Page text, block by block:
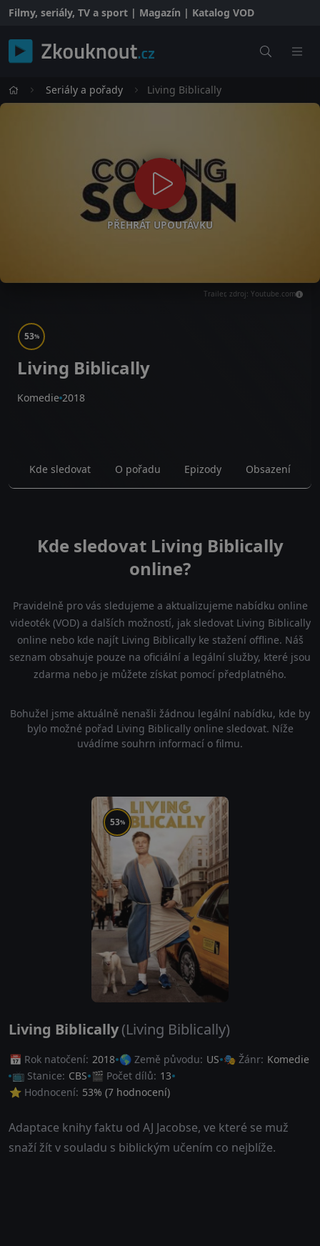
Filmy, seriály, TV a sport | Magazín | Katalog VOD
Seriály a pořady Living Biblically
PŘEHRÁT UPOUTÁVKU
Trailer, zdroj: Youtube.com
53%
Living Biblically
Komedie 2018
Kde sledovat O pořadu Epizody Obsazení
Kde sledovat Living Biblically
online?
Pravidelně pro vás sledujeme a aktualizujeme nabídku online
videoték (VOD) a dalších možností, jak sledovat Living Biblically
online nebo kde najít Living Biblically ke stažení offline. Náš
seznam obsahuje pouze na oficiální a legální služby, které jsou
zdarma nebo je můžete získat pomocí předplatného.
Bohužel jsme aktuálně nenašli žádnou legální nabídku, kde by
bylo možné pořad Living Biblically online sledovat. Níže
uvádíme souhrn informací o filmu.
53%
Living Biblically(Living Biblically)
📅 Rok natočení: 2018 🌎 Země původu: US 🎭 Žánr: Komedie
📺 Stanice: CBS 🎬 Počet dílů: 13
⭐ Hodnocení: 53% (7 hodnocení)
Adaptace knihy faktu od AJ Jacobse, ve které se muž
snaží žít v souladu s biblickým učením co nejblíže.